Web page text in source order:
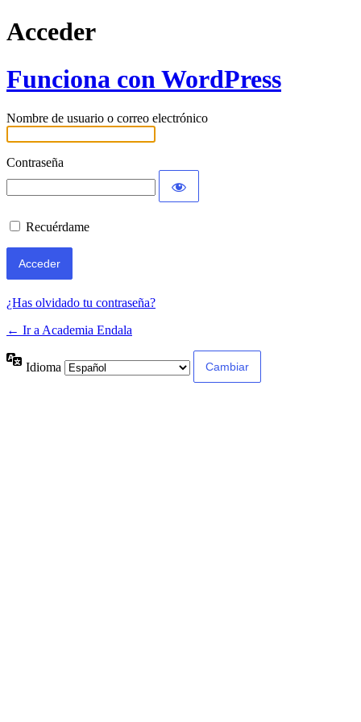
Acceder
Funciona con WordPress
Nombre de usuario o correo electrónico
Contraseña
Recuérdame
¿Has olvidado tu contraseña?
← Ir a Academia Endala
Idioma